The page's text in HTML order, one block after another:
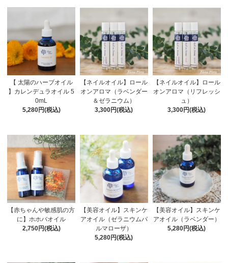
【 太陽のハーブオイル
】カレンデュラオイル 5
0mL
5,280円(税込)
【ネイルオイル】ロール
オンアロマ（ラベンダー
＆ゼラニウム）
3,300円(税込)
【ネイルオイル】ロール
オンアロマ（リフレッシ
ュ）
3,300円(税込)
【赤ちゃんや敏感肌の方
に】ホホバオイル
2,750円(税込)
【美容オイル】スキンケ
アオイル（ゼラニウムパ
ルマローザ）
5,280円(税込)
【美容オイル】スキンケ
アオイル（ラベンダー）
5,280円(税込)